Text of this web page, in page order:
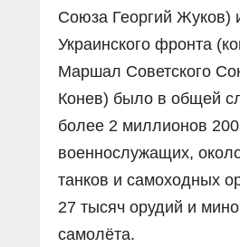
Союза Георгий Жуков)
Украинского фронта
Маршал Советского
Конев) было в общей
более 2 миллионов
военнослужащих,
танков и самоходных
27 тысяч орудий и
самолёта.